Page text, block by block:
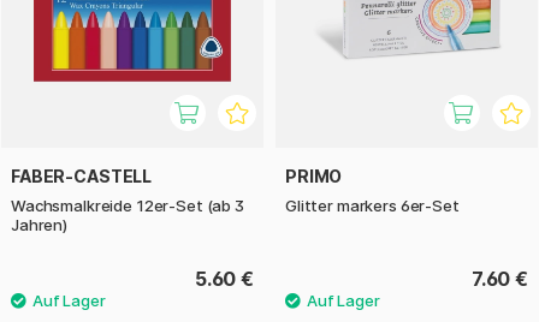
FABER-CASTELL
Wachsmalkreide 12er-Set (ab 3
Jahren)
5.60 €
PRIMO
Glitter markers 6er-Set
7.60 €